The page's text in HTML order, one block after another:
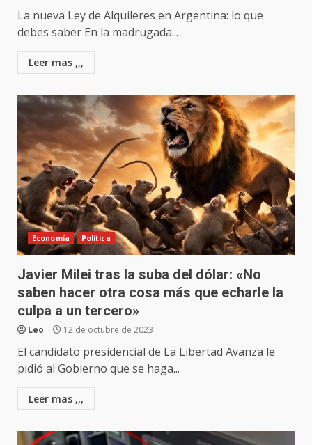
La nueva Ley de Alquileres en Argentina: lo que
debes saber En la madrugada...
Leer mas ,,,
Economía Política
Javier Milei tras la suba del dólar: «No
saben hacer otra cosa más que echarle la
culpa a un tercero»
Leo 12 de octubre de 2023
El candidato presidencial de La Libertad Avanza le
pidió al Gobierno que se haga...
Leer mas ,,,